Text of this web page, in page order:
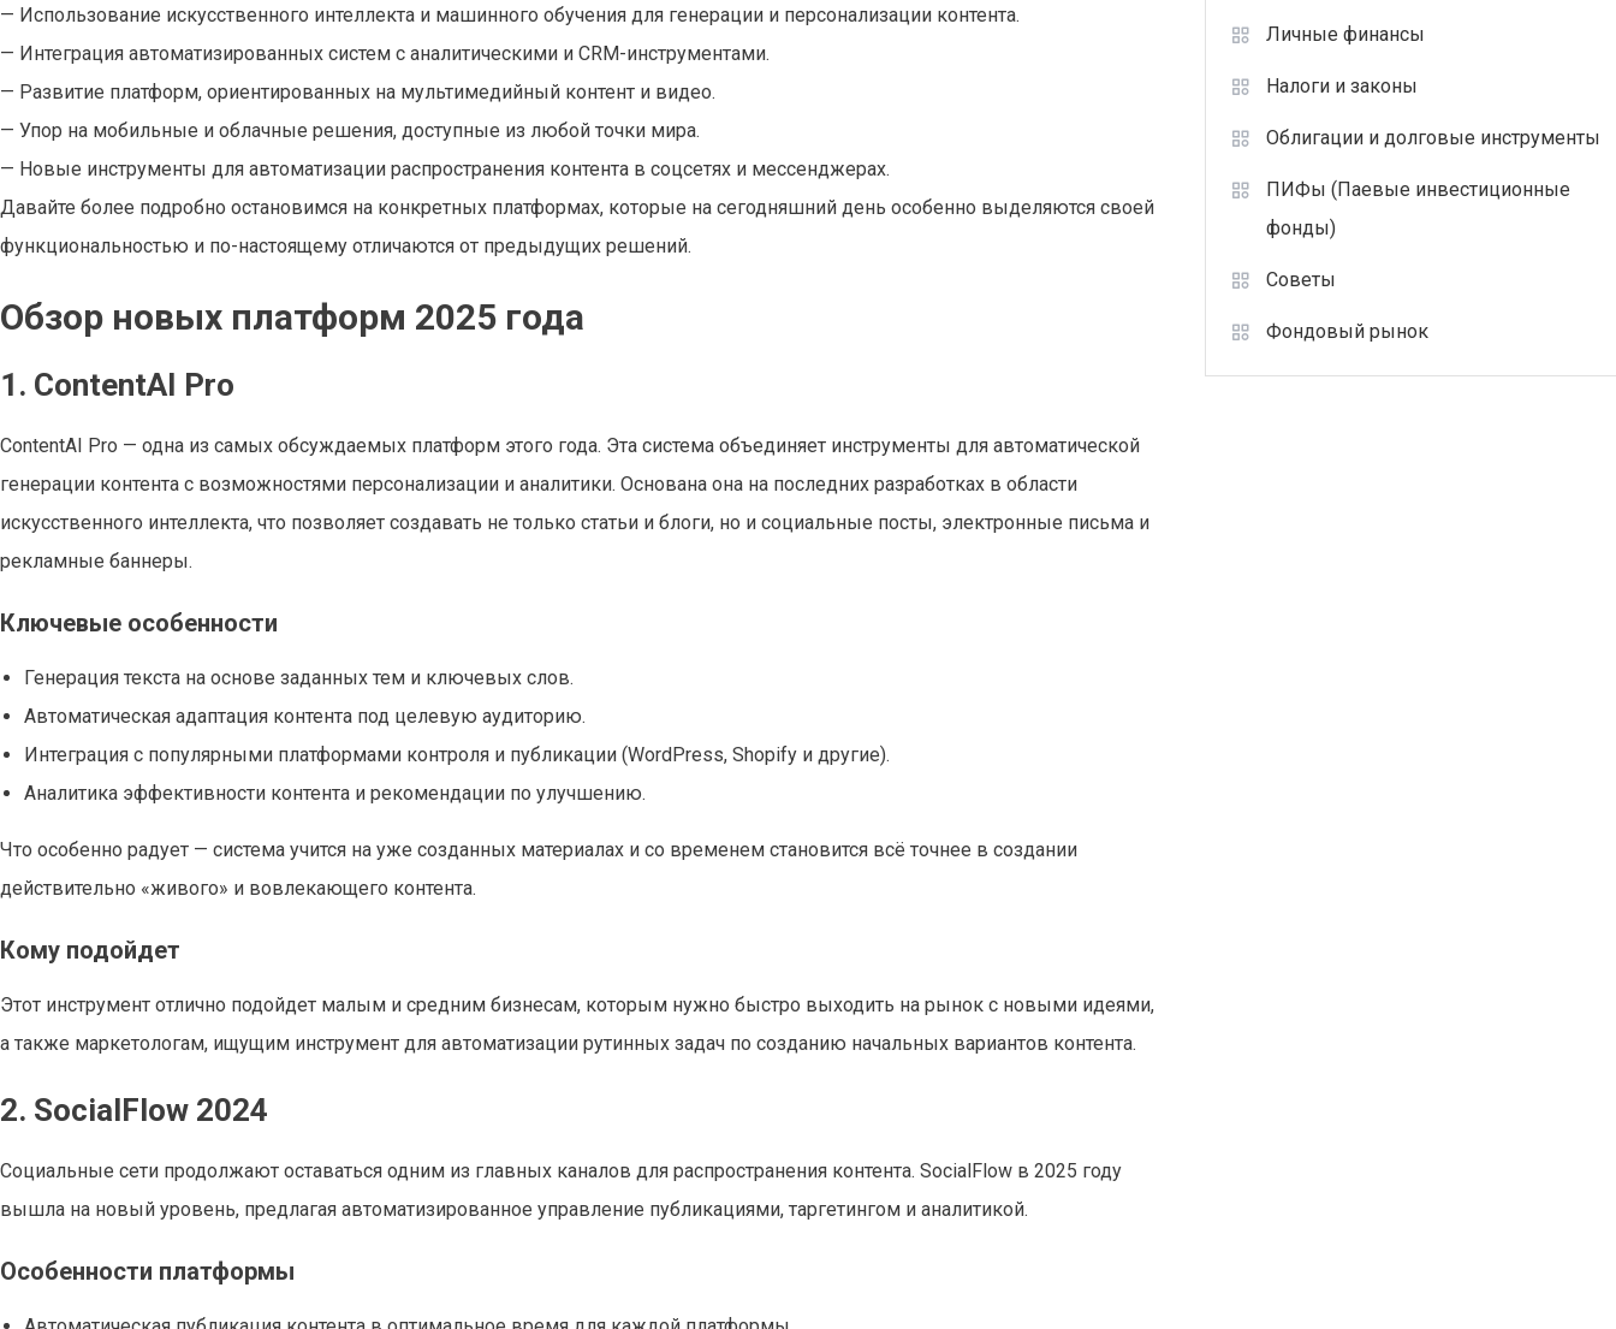
— Использование искусственного интеллекта и машинного обучения для генерации и персонализации контента.
— Интеграция автоматизированных систем с аналитическими и CRM-инструментами.
— Развитие платформ, ориентированных на мультимедийный контент и видео.
— Упор на мобильные и облачные решения, доступные из любой точки мира.
— Новые инструменты для автоматизации распространения контента в соцсетях и мессенджерах.
Давайте более подробно остановимся на конкретных платформах, которые на сегодняшний день особенно выделяются своей
функциональностью и по-настоящему отличаются от предыдущих решений.
Обзор новых платформ 2025 года
1. ContentAI Pro
ContentAI Pro — одна из самых обсуждаемых платформ этого года. Эта система объединяет инструменты для автоматической
генерации контента с возможностями персонализации и аналитики. Основана она на последних разработках в области
искусственного интеллекта, что позволяет создавать не только статьи и блоги, но и социальные посты, электронные письма и
рекламные баннеры.
Ключевые особенности
Генерация текста на основе заданных тем и ключевых слов.
Автоматическая адаптация контента под целевую аудиторию.
Интеграция с популярными платформами контроля и публикации (WordPress, Shopify и другие).
Аналитика эффективности контента и рекомендации по улучшению.
Что особенно радует — система учится на уже созданных материалах и со временем становится всё точнее в создании
действительно «живого» и вовлекающего контента.
Кому подойдет
Этот инструмент отлично подойдет малым и средним бизнесам, которым нужно быстро выходить на рынок с новыми идеями,
а также маркетологам, ищущим инструмент для автоматизации рутинных задач по созданию начальных вариантов контента.
2. SocialFlow 2024
Социальные сети продолжают оставаться одним из главных каналов для распространения контента. SocialFlow в 2025 году
вышла на новый уровень, предлагая автоматизированное управление публикациями, таргетингом и аналитикой.
Особенности платформы
Личные финансы
Налоги и законы
Облигации и долговые инструменты
ПИФы (Паевые инвестиционные
фонды)
Советы
Фондовый рынок